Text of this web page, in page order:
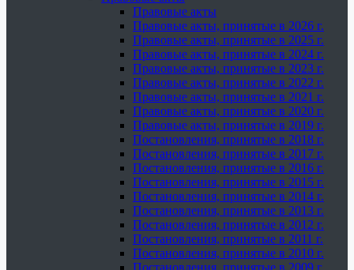
Правовые акты
Правовые акты, принятые в 2026 г.
Правовые акты, принятые в 2025 г.
Правовые акты, принятые в 2024 г.
Правовые акты, принятые в 2023 г.
Правовые акты, принятые в 2022 г.
Правовые акты, принятые в 2021 г.
Правовые акты, принятые в 2020 г.
Правовые акты, принятые в 2019 г.
Постановления, принятые в 2018 г.
Постановления, принятые в 2017 г.
Постановления, принятые в 2016 г.
Постановления, принятые в 2015 г.
Постановления, принятые в 2014 г.
Постановления, принятые в 2013 г.
Постановления, принятые в 2012 г.
Постановления, принятые в 2011 г.
Постановления, принятые в 2010 г.
Постановления, принятые в 2009 г.